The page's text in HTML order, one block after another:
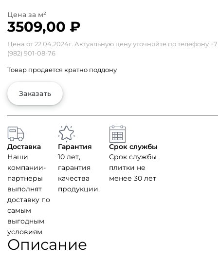
3509,00 ₽
Цена от 22.04.2024г. Актуальную цену уточняйте по телефону +7
(982) 901-08-76
Товар продается кратно поддону
Заказать
Доставка
Наши
компании-
партнеры
выполнят
доставку по
самым
выгодным
условиям
Гарантия
10 лет,
гарантия
качества
продукции.
Срок службы
Срок службы
плитки не
менее 30 лет
Описание